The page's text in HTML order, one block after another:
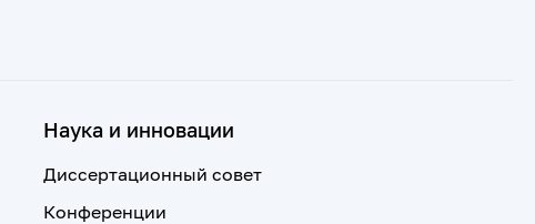
Наука и инновации
Диссертационный совет
Конференции